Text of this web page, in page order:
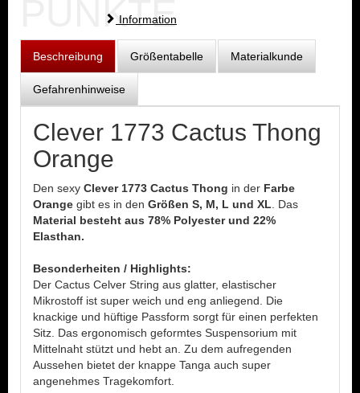
PUNKTE
Information
Beschreibung Größentabelle Materialkunde
Gefahrenhinweise
Clever 1773 Cactus Thong
Orange
Den sexy Clever 1773 Cactus Thong in der Farbe
Orange gibt es in den Größen S, M, L und XL . Das
Material besteht aus 78% Polyester und 22%
Elasthan.
Besonderheiten / Highlights:
Der Cactus Celver String aus glatter, elastischer
Mikrostoff ist super weich und eng anliegend. Die
knackige und hüftige Passform sorgt für einen perfekten
Sitz. Das ergonomisch geformtes Suspensorium mit
Mittelnaht stützt und hebt an. Zu dem aufregenden
Aussehen bietet der knappe Tanga auch super
angenehmes Tragekomfort.